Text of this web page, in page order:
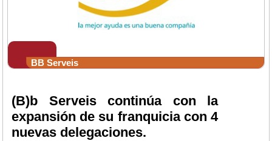
BB Serveis
(B)b Serveis continúa con la
expansión de su franquicia con 4
nuevas delegaciones.